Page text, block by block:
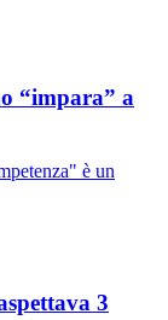
“impara” a
è un
3